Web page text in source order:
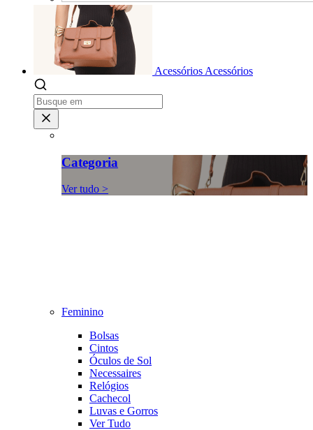
Acessórios Acessórios
Categoria
Ver tudo >
Feminino
Bolsas
Cintos
Óculos de Sol
Necessaires
Relógios
Cachecol
Luvas e Gorros
Ver Tudo